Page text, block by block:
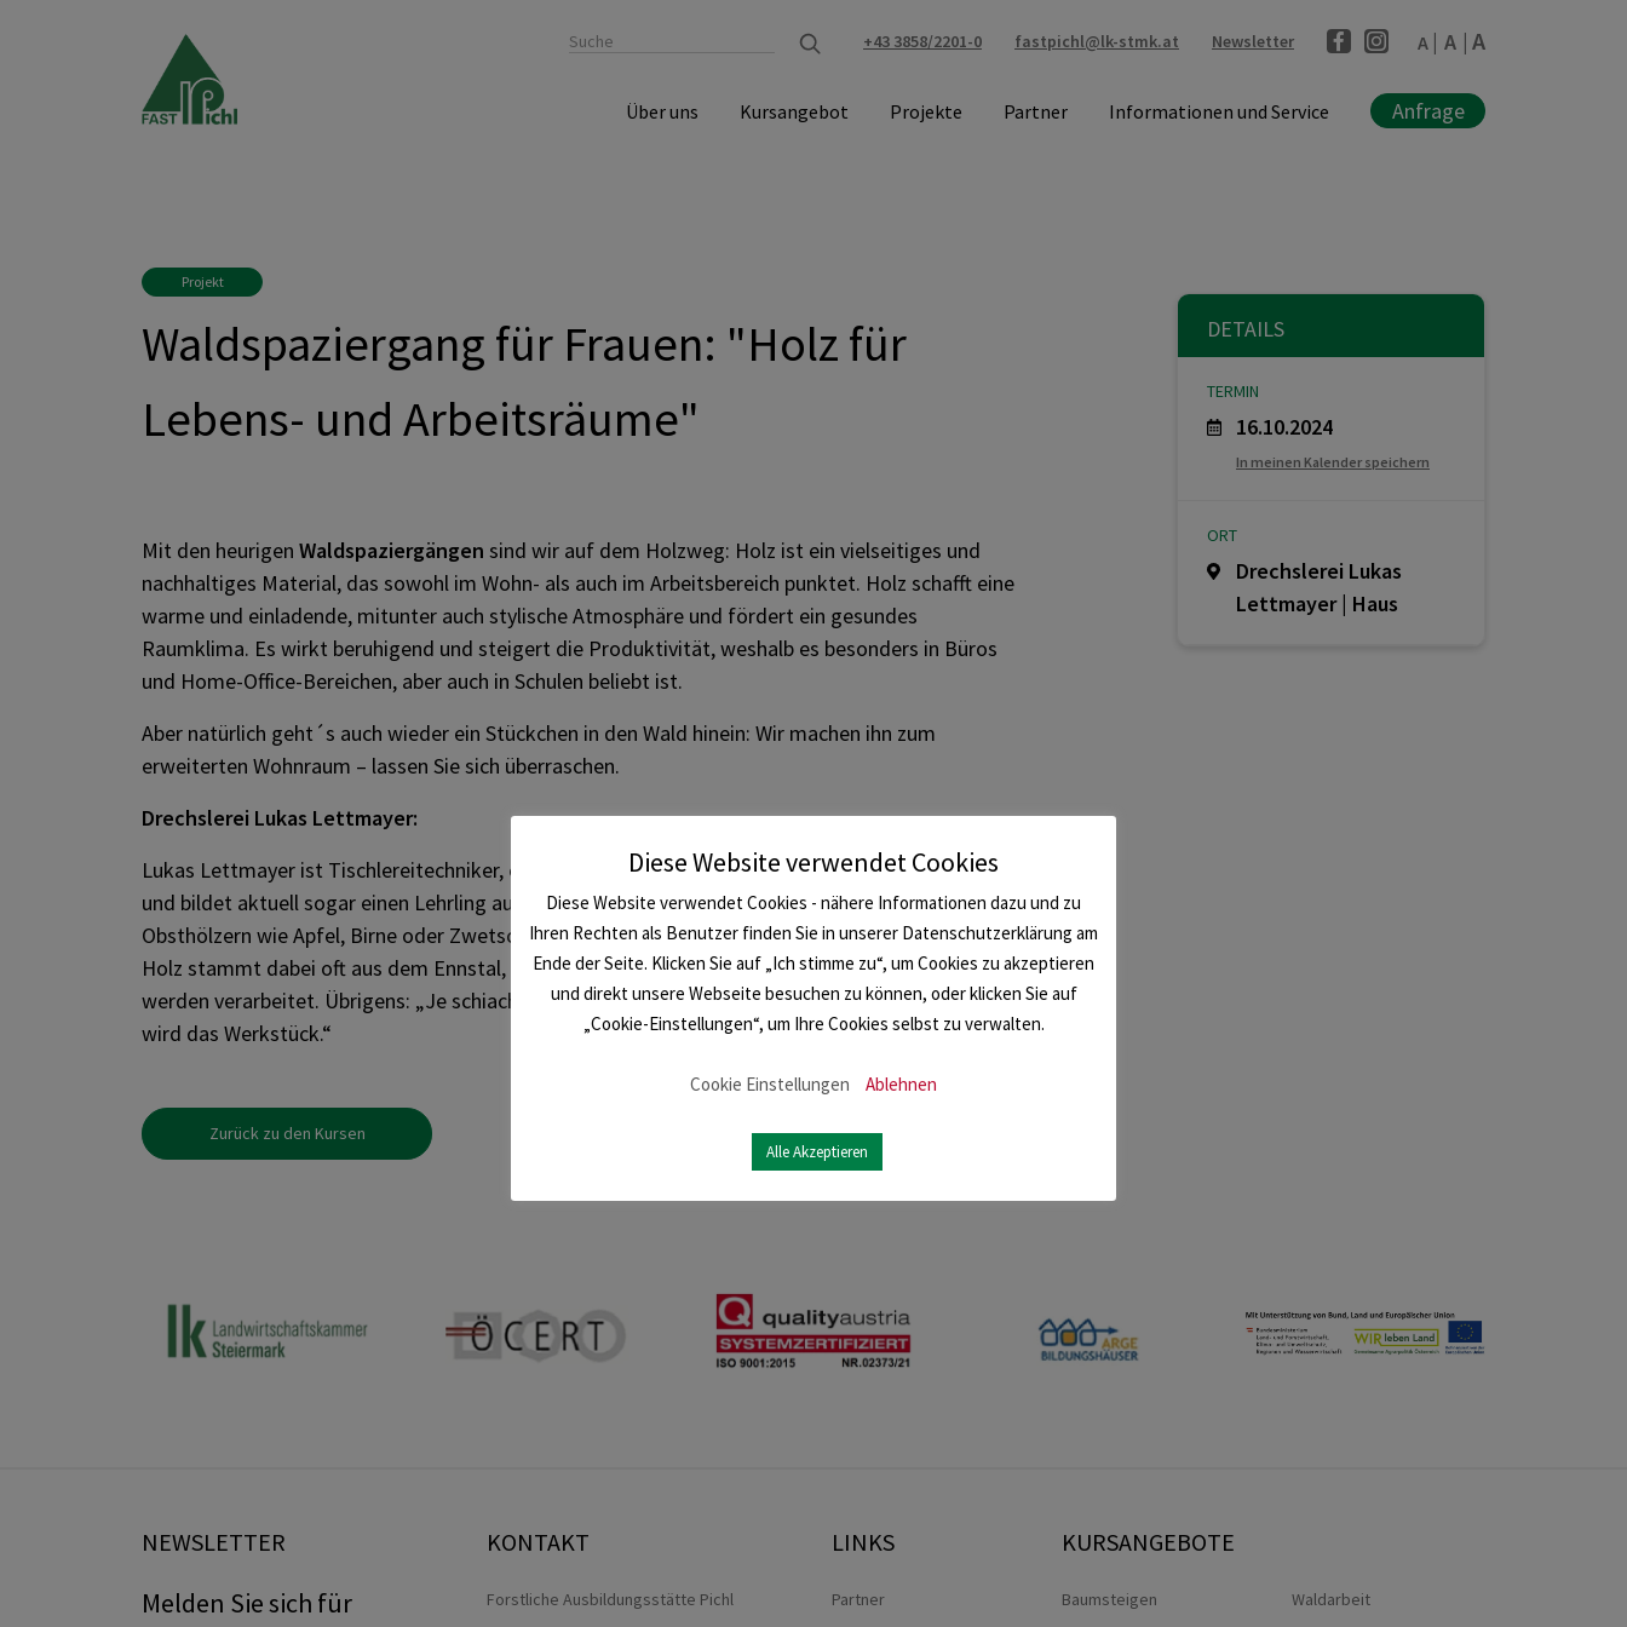
+43 3858/2201-0 fastpichl@lk-stmk.at Newsletter A A A
Über uns Kursangebot Projekte Partner Informationen und Service Anfrage
Projekt
Waldspaziergang für Frauen: "Holz für
Lebens- und Arbeitsräume"
Mit den heurigen Waldspaziergängen sind wir auf dem Holzweg: Holz ist ein vielseitiges und
nachhaltiges Material, das sowohl im Wohn- als auch im Arbeitsbereich punktet. Holz schafft eine
warme und einladende, mitunter auch stylische Atmosphäre und fördert ein gesundes
Raumklima. Es wirkt beruhigend und steigert die Produktivität, weshalb es besonders in Büros
und Home-Office-Bereichen, aber auch in Schulen beliebt ist.
Aber natürlich geht´s auch wieder ein Stückchen in den Wald hinein: Wir machen ihn zum
erweiterten Wohnraum – lassen Sie sich überraschen.
Drechslerei Lukas Lettmayer:
Lukas Lettmayer ist Tischlereitechniker, einer der wenigen Drechslermeister in der Steiermark
und bildet aktuell sogar einen Lehrling aus. Unter dem Motto „Ois wird rund“ werden aus
Obsthölzern wie Apfel, Birne oder Zwetschke, aber auch aus Zirbe Schalen oder Brotdosen. Das
Holz stammt dabei oft aus dem Ennstal, aber auch Raritäten wie Elsbeere aus Niederösterreich
werden verarbeitet. Übrigens: „Je schiacher der Baum ist, umso interessanter und charaktervoller
wird das Werkstück.“
Zurück zu den Kursen
DETAILS
TERMIN
16.10.2024
In meinen Kalender speichern
ORT
Drechslerei Lukas
Lettmayer | Haus
NEWSLETTER
Melden Sie sich für
KONTAKT
Forstliche Ausbildungsstätte Pichl
LINKS
Partner
KURSANGEBOTE
Baumsteigen Waldarbeit
Diese Website verwendet Cookies
Diese Website verwendet Cookies - nähere Informationen dazu und zu
Ihren Rechten als Benutzer finden Sie in unserer Datenschutzerklärung am
Ende der Seite. Klicken Sie auf „Ich stimme zu“, um Cookies zu akzeptieren
und direkt unsere Webseite besuchen zu können, oder klicken Sie auf
„Cookie-Einstellungen“, um Ihre Cookies selbst zu verwalten.
Cookie Einstellungen Ablehnen
Alle Akzeptieren